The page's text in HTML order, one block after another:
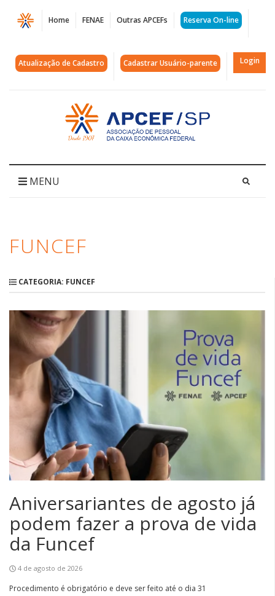
Página
FUNCEF
Home FENAE Outras APCEFs Reserva On-line
Atualização de Cadastro Cadastrar Usuário-parente Login
Acessar
página
inicial
MENU
FUNCEF
CATEGORIA: FUNCEF
Aniversariantes de agosto já
podem fazer a prova de vida
da Funcef
4 de agosto de 2026
Procedimento é obrigatório e deve ser feito até o dia 31